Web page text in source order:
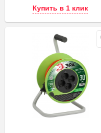
Купить в 1 клик